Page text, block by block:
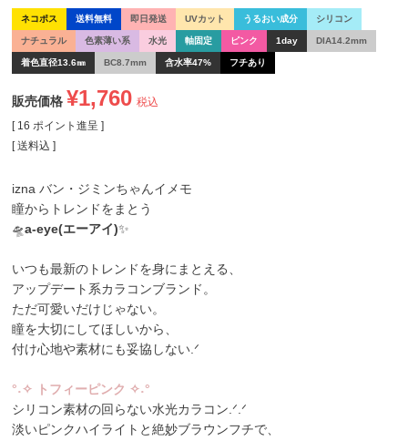
ネコポス 送料無料 即日発送 UVカット うるおい成分 シリコン
ナチュラル 色素薄い系 水光 軸固定 ピンク 1day DIA14.2mm
着色直径13.6㎜ BC8.7mm 含水率47% フチあり
販売価格 ¥1,760 税込
[ 16 ポイント進呈 ]
送料込
izna バン・ジミンちゃんイメモ
瞳からトレンドをまとう
🛸a-eye(エーアイ)✨
いつも最新のトレンドを身にまとえる、
アップデート系カラコンブランド。
ただ可愛いだけじゃない。
瞳を大切にしてほしいから、
付け心地や素材にも妥協しない.ᐟ
°˖✧ トフィーピンク ✧˖°
シリコン素材の回らない水光カラコン.ᐟ.ᐟ
淡いピンクハイライトと絶妙ブラウンフチで、